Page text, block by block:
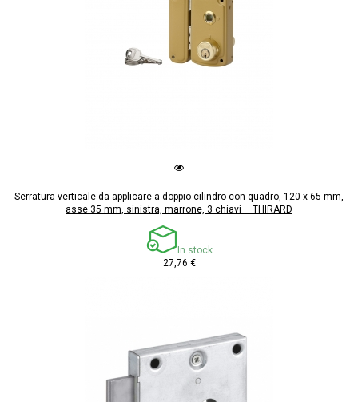
Serratura verticale da applicare a doppio cilindro con quadro, 120 x 65 mm,
asse 35 mm, sinistra, marrone, 3 chiavi – THIRARD
In stock
27,76 €